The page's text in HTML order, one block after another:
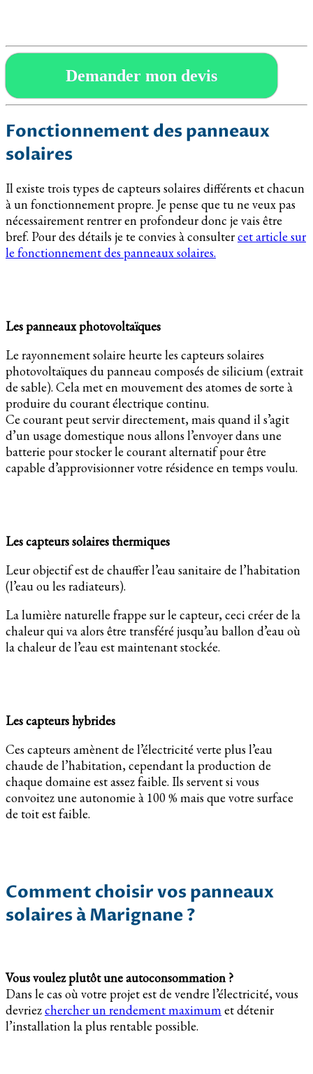
Demander mon devis
Fonctionnement des panneaux
solaires
Il existe trois types de capteurs solaires différents et chacun
à un fonctionnement propre. Je pense que tu ne veux pas
nécessairement rentrer en profondeur donc je vais être
bref. Pour des détails je te convies à consultercet article sur
le fonctionnement des panneaux solaires.
Les panneaux photovoltaïques
Le rayonnement solaire heurte les capteurs solaires
photovoltaïques du panneau composés de silicium (extrait
de sable). Cela met en mouvement des atomes de sorte à
produire du courant électrique continu.
Ce courant peut servir directement, mais quand il s’agit
d’un usage domestique nous allons l’envoyer dans une
batterie pour stocker le courant alternatif pour être
capable d’approvisionner votre résidence en temps voulu.
Les capteurs solaires thermiques
Leur objectif est de chauffer l’eau sanitaire de l’habitation
(l’eau ou les radiateurs).
La lumière naturelle frappe sur le capteur, ceci créer de la
chaleur qui va alors être transféré jusqu’au ballon d’eau où
la chaleur de l’eau est maintenant stockée.
Les capteurs hybrides
Ces capteurs amènent de l’électricité verte plus l’eau
chaude de l’habitation, cependant la production de
chaque domaine est assez faible. Ils servent si vous
convoitez une autonomie à 100 % mais que votre surface
de toit est faible.
Comment choisir vos panneaux
solaires à Marignane ?
Vous voulez plutôt une autoconsommation ?
Dans le cas où votre projet est de vendre l’électricité, vous
devriezchercher un rendement maximum et détenir
l’installation la plus rentable possible.